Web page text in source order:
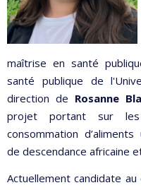
maîtrise en santé
santé publique de
direction de Rosanne
projet portant sur
consommation
de descendance africaine
Actuellement candidate